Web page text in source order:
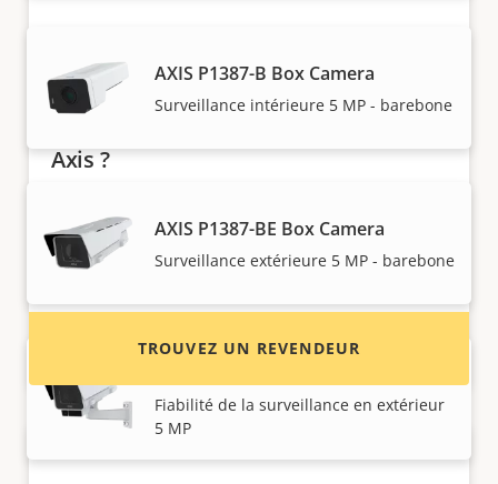
AXIS P1387-B Box Camera
Surveillance intérieure 5 MP - barebone
AXIS P1387-BE Box Camera
Surveillance extérieure 5 MP - barebone
Fiabilité de la surveillance en extérieur
5 MP
Axis ?
système et des installateurs de produits et de
systèmes Axis.
TROUVEZ UN REVENDEUR